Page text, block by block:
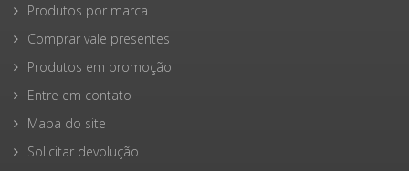
Produtos por marca
Comprar vale presentes
Produtos em promoção
Entre em contato
Mapa do site
Solicitar devolução